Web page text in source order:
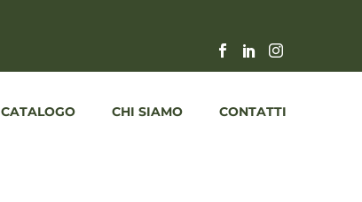
CATALOGO CHI SIAMO CONTATTI